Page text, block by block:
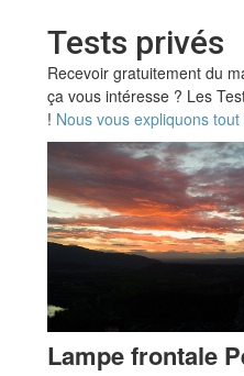
Tests privés
Recevoir gratuitement du
ça vous intéresse ? Les
! Nous vous expliquons tout
Lampe frontale